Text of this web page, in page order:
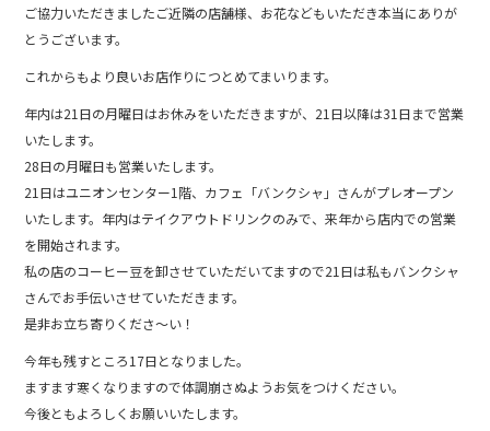
ご協力いただきましたご近隣の店舗様、お花などもいただき本当にありが
とうございます。
これからもより良いお店作りにつとめてまいります。
年内は21日の月曜日はお休みをいただきますが、21日以降は31日まで営業
いたします。
28日の月曜日も営業いたします。
21日はユニオンセンター1階、カフェ「バンクシャ」さんがプレオープン
いたします。年内はテイクアウトドリンクのみで、来年から店内での営業
を開始されます。
私の店のコーヒー豆を卸させていただいてますので21日は私もバンクシャ
さんでお手伝いさせていただきます。
是非お立ち寄りくださ～い！
今年も残すところ17日となりました。
ますます寒くなりますので体調崩さぬようお気をつけください。
今後ともよろしくお願いいたします。